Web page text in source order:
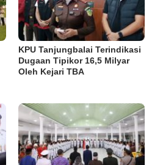
KPU Tanjungbalai Terindikasi
Dugaan Tipikor 16,5 Milyar
Oleh Kejari TBA